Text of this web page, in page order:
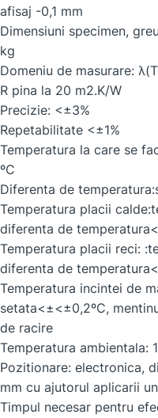
afisaj -0,1 mm
Dimensiuni specimen,
kg
Domeniu de masurare:
R pina la 20 m2.K/W
Precizie: <±3%
Repetabilitate <±1%
Temperatura la care se
ºC
Diferenta de
Temperatura placii
diferenta de
Temperatura placii reci:
diferenta de
Temperatura incintei de
setata<±<±0,2ºC,
de racire
Temperatura ambientala:
Pozitionare: electronica,
mm cu ajutorul aplicarii
Timpul necesar pentru